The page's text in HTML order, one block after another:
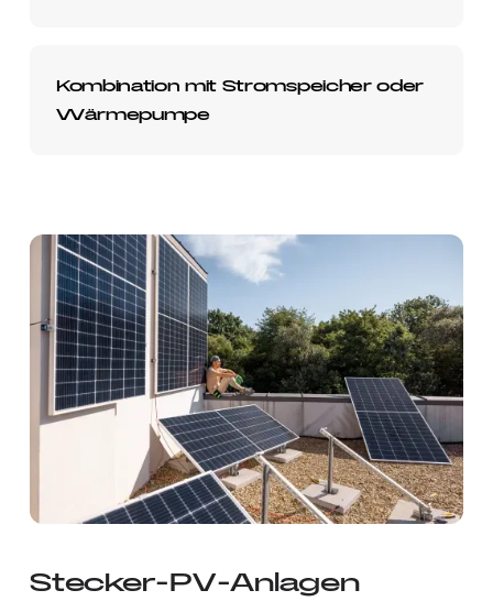
Kombination mit Stromspeicher oder
Wärmepumpe
Stecker-PV-Anlagen